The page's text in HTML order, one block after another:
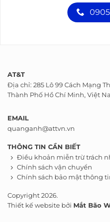
AT&T
Địa chỉ: 285 Lô 99 Cách Mạng
Thành Phố Hồ Chí Minh, Việt
EMAIL
quanganh@attvn.vn
THÔNG TIN CẦN BIẾT
Điều khoản miễn trừ trách
Chính sách vận chuyển
Chính sách bảo mật thông
Copyright 2026.
Thiết kế website bởi Mắt Bão